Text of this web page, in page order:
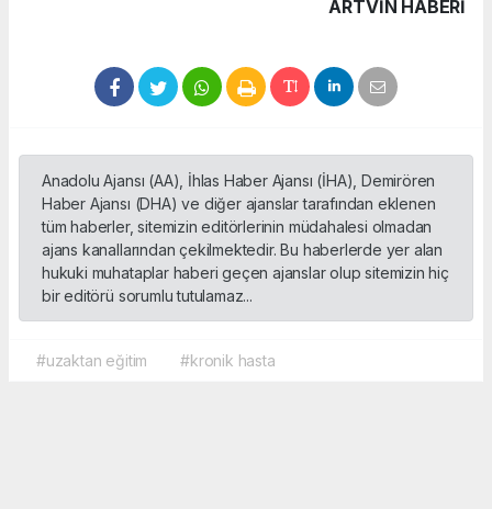
ARTVIN HABERİ
Anadolu Ajansı (AA), İhlas Haber Ajansı (İHA), Demirören
Haber Ajansı (DHA) ve diğer ajanslar tarafından eklenen
tüm haberler, sitemizin editörlerinin müdahalesi olmadan
ajans kanallarından çekilmektedir. Bu haberlerde yer alan
hukuki muhataplar haberi geçen ajanslar olup sitemizin hiç
bir editörü sorumlu tutulamaz...
#uzaktan eğitim #kronik hasta